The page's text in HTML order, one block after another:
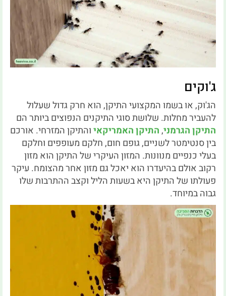
ג'וקים
הג'וק, או בשמו המקצועי התיקן, הוא חרק גדול שעלול
להעביר מחלות. שלושת סוגי התיקנים הנפוצים ביותר הם
התיקן הגרמני,התיקן האמריקאיוהתיקן המזרחי. אורכם
בין סנטימטר לשניים, גופם חום, חלקם מעופפים וחלקם
בעלי כנפיים מנוונות. המזון העיקרי של התיקן הוא מזון
רקוב אולם בהיעדרו הוא יאכל גם מזון אחר מהצומח. עיקר
פעולתו של התיקן היא בשעות הליל וקצב ההתרבות שלו
גבוה במיוחד.